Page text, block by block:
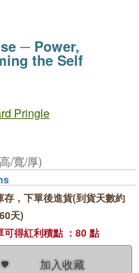
─ Power,
the Self
Pringle
/寬/厚)
加入收藏
存，下單後進貨(到貨天數約
天)
可得紅利積點 ：80 點